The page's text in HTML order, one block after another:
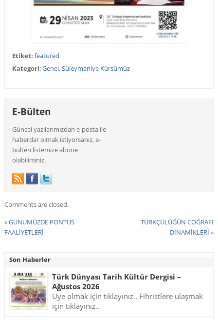
Etiket: featured
Kategori:Genel,Süleymaniye Kürsümüz
E-Bülten
Güncel yazılarımızdan e-posta ile
haberdar olmak istiyorsanız, e-
bülten listemize abone
olabilirsiniz.
Comments are closed.
«GÜNÜMÜZDE PONTUS
FAALİYETLERİ
TÜRKÇÜLÜĞÜN COĞRAFİ
DİNAMİKLERİ »
Son Haberler
Türk Dünyası Tarih Kültür Dergisi –
Ağustos 2026
Üye olmak için tıklayınız.. Fihristlere ulaşmak
için tıklayınız..